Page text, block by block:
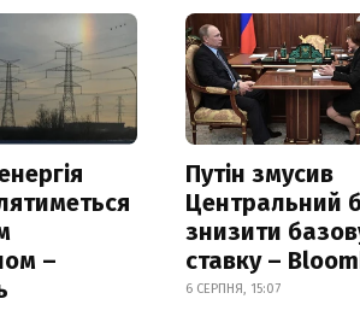
–
Путін змусив
Центральний
знизити
ставку –
6 СЕРПНЯ, 15:07